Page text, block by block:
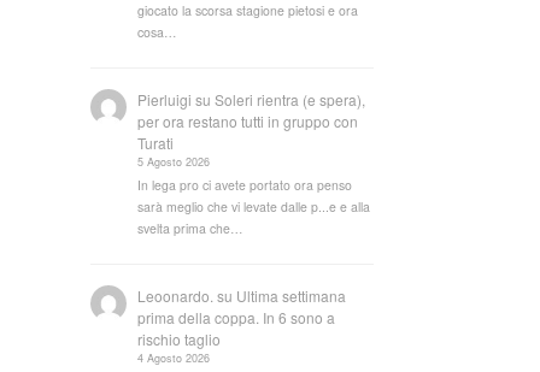
giocato la scorsa stagione pietosi e ora
cosa…
Pierluigi suSoleri rientra (e spera),
per ora restano tutti in gruppo con
Turati
5 Agosto 2026
In lega pro ci avete portato ora penso
sarà meglio che vi levate dalle p...e e alla
svelta prima che…
Leoonardo. su Ultima settimana
prima della coppa. In 6 sono a
rischio taglio
4 Agosto 2026